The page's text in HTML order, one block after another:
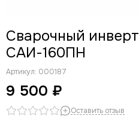
Сварочный
САИ-160ПН
Артикул: 000187
9 500 ₽
Оставить отзыв